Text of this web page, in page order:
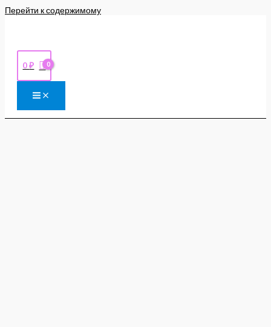
Перейти к содержимому
0₽